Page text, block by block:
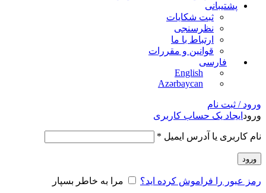
پشتیبانی
ثبت شکایات
نظرسنجی
ارتباط با ما
قوانین و مقررات
فارسی
English
Azərbaycan
ورود / ثبت نام
ورود ایجاد یک حساب کاربری
نام کاربری یا آدرس ایمیل *
ورود
رمز عبور را فراموش کرده اید؟ مرا به خاطر بسپار